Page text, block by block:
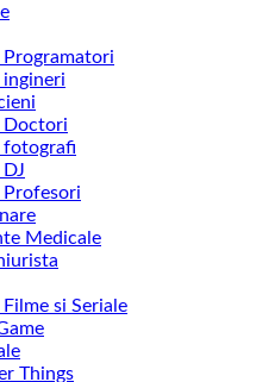
Doctori
fotografi
Medicale
si Seriale
Things